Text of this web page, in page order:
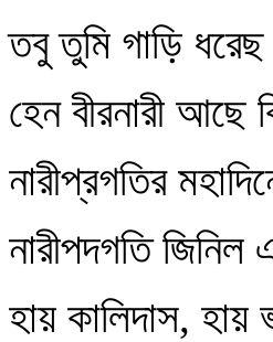
তবু তুমি গাড়ি
হেন বীরনারী আছে
নারীপ্রগতির
নারীপদগতি জিনিল
হায় কালিদাস, হায়